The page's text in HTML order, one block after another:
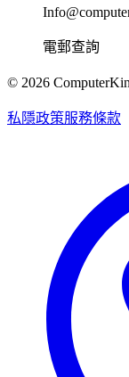
電郵查詢
© 2026
私隱政策服務條款